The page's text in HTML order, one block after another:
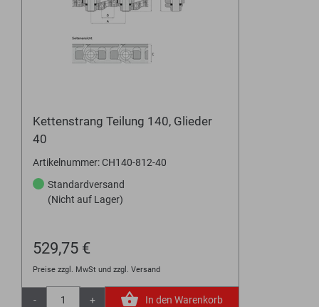
Kettenstrang Teilung 140, Glieder
40
Artikelnummer: CH140-812-40
Standardversand
(Nicht auf Lager)
529,75 €
Preise zzgl. MwSt und zzgl. Versand
- + In den Warenkorb